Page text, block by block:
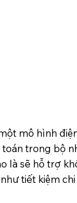
mô hình
trong bộ
là sẽ hỗ trợ
tiết kiệm